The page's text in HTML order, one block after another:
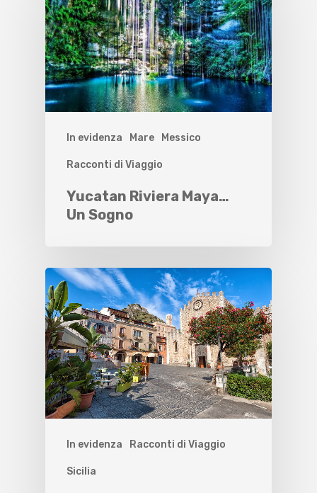
In evidenza Mare Messico
Racconti di Viaggio
Yucatan Riviera Maya…
Un Sogno
In evidenza Racconti di Viaggio
Sicilia